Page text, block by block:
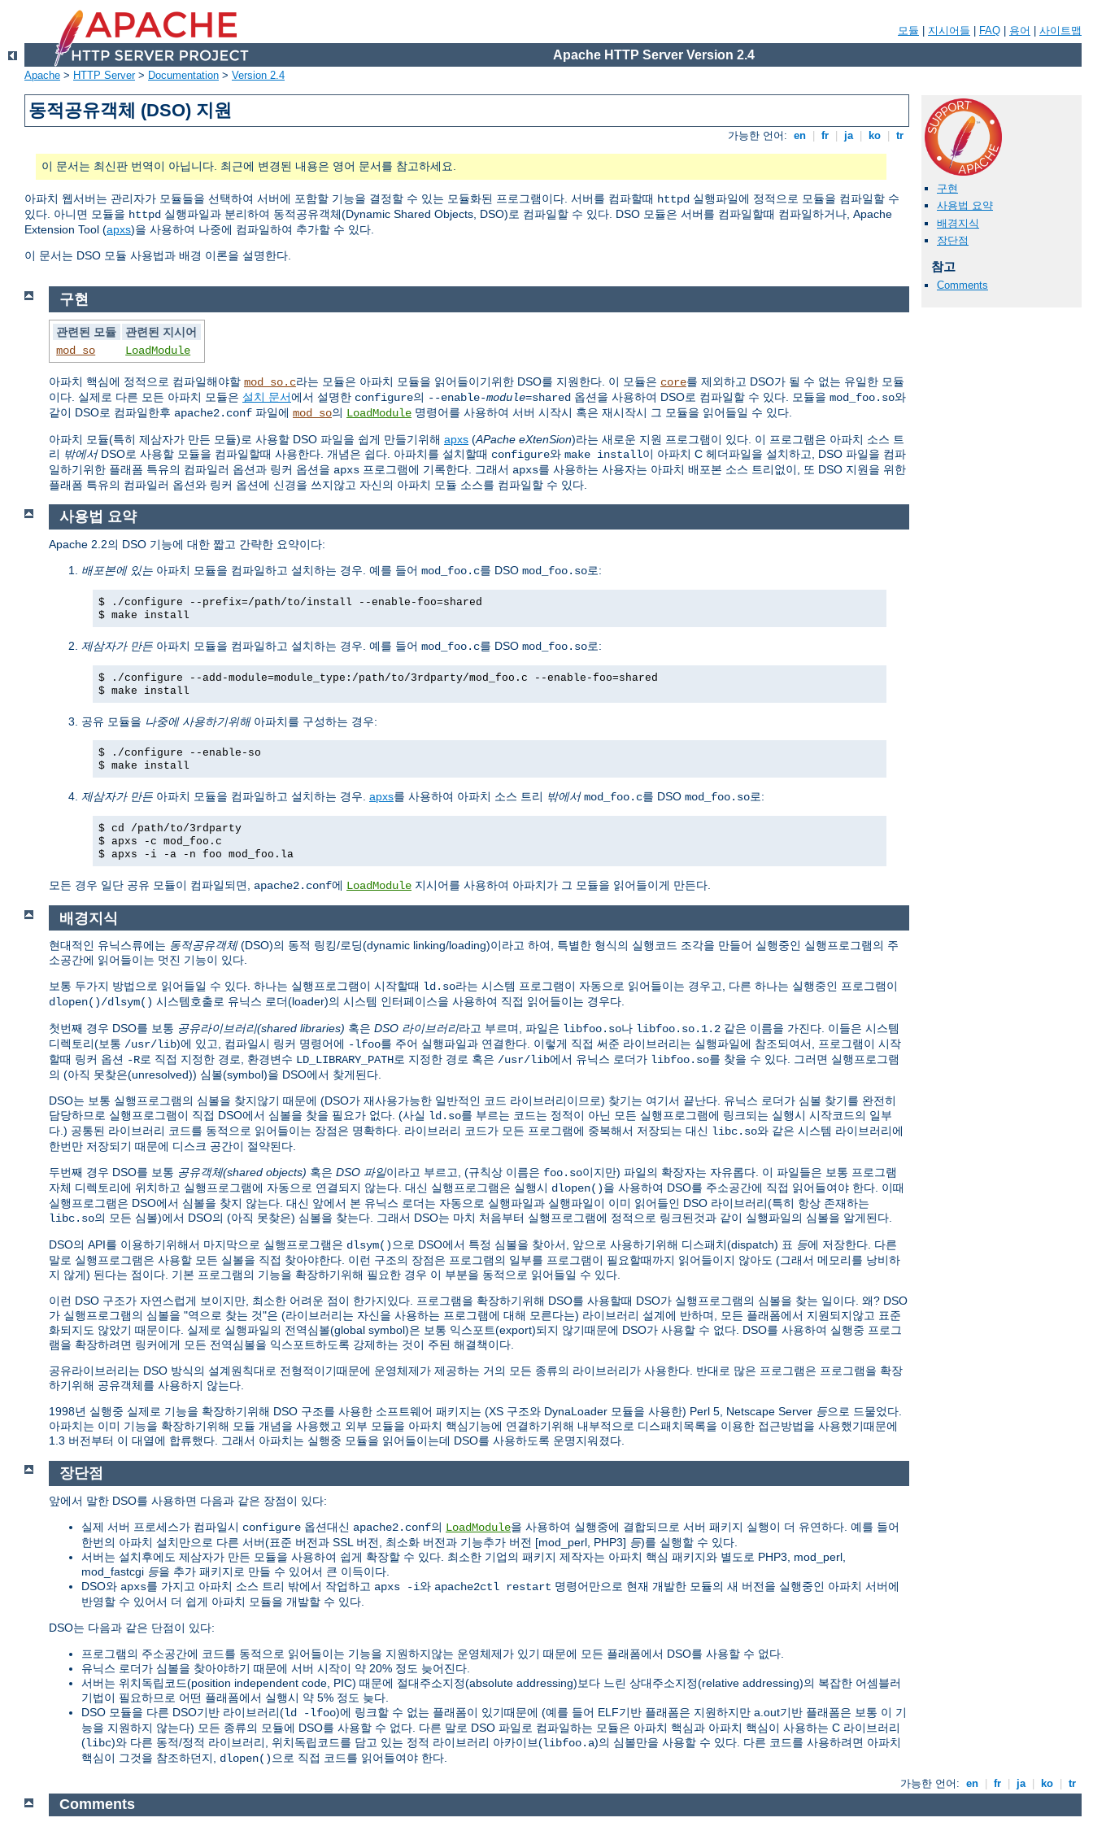
모듈 지시어들 FAQ 용어 사이트맵
Apache HTTP Server Version 2.4
Apache > HTTP Server> Documentation > Version 2.4
동적공유객체 (DSO) 지원
가능한 언어: en fr ja ko tr
이 문서는 최신판 번역이 아닙니다. 최근에 변경된 내용은 영어 문서를 참고하세요.
아파치 웹서버는 관리자가 모듈들을 선택하여 서버에 포함할 기능을 결정할 수 있는 모듈화된 프로그램이다. 서버를 컴파할때 httpd 실행파일에 정적으로 모듈을 컴파일할 수
있다. 아니면 모듈을 httpd 실행파일과 분리하여 동적공유객체(Dynamic Shared Objects, DSO)로 컴파일할 수 있다. DSO 모듈은 서버를 컴파일할때 컴파일하거나, Apache
Extension Tool (apxs)을 사용하여 나중에 컴파일하여 추가할 수 있다.
이 문서는 DSO 모듈 사용법과 배경 이론을 설명한다.
구현
사용법 요약
배경지식
장단점
참고
Comments
구현
관련된 모듈
관련된 지시어
mod_so
LoadModule
아파치 핵심에 정적으로 컴파일해야할 mod_so.c라는 모듈은 아파치 모듈을 읽어들이기위한 DSO를 지원한다. 이 모듈은 core를 제외하고 DSO가 될 수 없는 유일한 모듈
이다. 실제로 다른 모든 아파치 모듈은 설치 문서에서 설명한 configure의 --enable-module=shared 옵션을 사용하여 DSO로 컴파일할 수 있다. 모듈을 mod_foo.so와
같이 DSO로 컴파일한후 apache2.conf 파일에 mod_so의 LoadModule 명령어를 사용하여 서버 시작시 혹은 재시작시 그 모듈을 읽어들일 수 있다.
아파치 모듈(특히 제삼자가 만든 모듈)로 사용할 DSO 파일을 쉽게 만들기위해 apxs (APache eXtenSion)라는 새로운 지원 프로그램이 있다. 이 프로그램은 아파치 소스 트
리 밖에서DSO로 사용할 모듈을 컴파일할때 사용한다. 개념은 쉽다. 아파치를 설치할때 configure와 make install이 아파치 C 헤더파일을 설치하고, DSO 파일을 컴파
일하기위한 플래폼 특유의 컴파일러 옵션과 링커 옵션을 apxs 프로그램에 기록한다. 그래서 apxs를 사용하는 사용자는 아파치 배포본 소스 트리없이, 또 DSO 지원을 위한
플래폼 특유의 컴파일러 옵션와 링커 옵션에 신경을 쓰지않고 자신의 아파치 모듈 소스를 컴파일할 수 있다.
사용법 요약
Apache 2.2의 DSO 기능에 대한 짧고 간략한 요약이다:
배포본에 있는 아파치 모듈을 컴파일하고 설치하는 경우. 예를 들어 mod_foo.c를 DSO mod_foo.so로:
$ ./configure --prefix=/path/to/install --enable-foo=shared
$ make install
제삼자가 만든 아파치 모듈을 컴파일하고 설치하는 경우. 예를 들어 mod_foo.c를 DSO mod_foo.so로:
$ ./configure --add-module=module_type:/path/to/3rdparty/mod_foo.c --enable-foo=shared
$ make install
공유 모듈을 나중에 사용하기위해아파치를 구성하는 경우:
$ ./configure --enable-so
$ make install
제삼자가 만든 아파치 모듈을 컴파일하고 설치하는 경우. apxs를 사용하여 아파치 소스 트리 밖에서 mod_foo.c를 DSO mod_foo.so로:
$ cd /path/to/3rdparty
$ apxs -c mod_foo.c
$ apxs -i -a -n foo mod_foo.la
모든 경우 일단 공유 모듈이 컴파일되면, apache2.conf에 LoadModule 지시어를 사용하여 아파치가 그 모듈을 읽어들이게 만든다.
배경지식
현대적인 유닉스류에는 동적공유객체(DSO)의 동적 링킹/로딩(dynamic linking/loading)이라고 하여, 특별한 형식의 실행코드 조각을 만들어 실행중인 실행프로그램의 주
소공간에 읽어들이는 멋진 기능이 있다.
보통 두가지 방법으로 읽어들일 수 있다. 하나는 실행프로그램이 시작할때 ld.so라는 시스템 프로그램이 자동으로 읽어들이는 경우고, 다른 하나는 실행중인 프로그램이
dlopen()/dlsym() 시스템호출로 유닉스 로더(loader)의 시스템 인터페이스을 사용하여 직접 읽어들이는 경우다.
첫번째 경우 DSO를 보통 공유라이브러리(shared libraries) 혹은 DSO 라이브러리라고 부르며, 파일은 libfoo.so나 libfoo.so.1.2 같은 이름을 가진다. 이들은 시스템
디렉토리(보통 /usr/lib)에 있고, 컴파일시 링커 명령어에 -lfoo를 주어 실행파일과 연결한다. 이렇게 직접 써준 라이브러리는 실행파일에 참조되여서, 프로그램이 시작
할때 링커 옵션 -R로 직접 지정한 경로, 환경변수 LD_LIBRARY_PATH로 지정한 경로 혹은 /usr/lib에서 유닉스 로더가 libfoo.so를 찾을 수 있다. 그러면 실행프로그램
의 (아직 못찾은(unresolved)) 심볼(symbol)을 DSO에서 찾게된다.
DSO는 보통 실행프로그램의 심볼을 찾지않기 때문에 (DSO가 재사용가능한 일반적인 코드 라이브러리이므로) 찾기는 여기서 끝난다. 유닉스 로더가 심볼 찾기를 완전히
담당하므로 실행프로그램이 직접 DSO에서 심볼을 찾을 필요가 없다. (사실 ld.so를 부르는 코드는 정적이 아닌 모든 실행프로그램에 링크되는 실행시 시작코드의 일부
다.) 공통된 라이브러리 코드를 동적으로 읽어들이는 장점은 명확하다. 라이브러리 코드가 모든 프로그램에 중복해서 저장되는 대신 libc.so와 같은 시스템 라이브러리에
한번만 저장되기 때문에 디스크 공간이 절약된다.
두번째 경우 DSO를 보통 공유객체(shared objects) 혹은 DSO 파일이라고 부르고, (규칙상 이름은 foo.so이지만) 파일의 확장자는 자유롭다. 이 파일들은 보통 프로그램
자체 디렉토리에 위치하고 실행프로그램에 자동으로 연결되지 않는다. 대신 실행프로그램은 실행시 dlopen()을 사용하여 DSO를 주소공간에 직접 읽어들여야 한다. 이때
실행프로그램은 DSO에서 심볼을 찾지 않는다. 대신 앞에서 본 유닉스 로더는 자동으로 실행파일과 실행파일이 이미 읽어들인 DSO 라이브러리(특히 항상 존재하는
libc.so의 모든 심볼)에서 DSO의 (아직 못찾은) 심볼을 찾는다. 그래서 DSO는 마치 처음부터 실행프로그램에 정적으로 링크된것과 같이 실행파일의 심볼을 알게된다.
DSO의 API를 이용하기위해서 마지막으로 실행프로그램은 dlsym()으로 DSO에서 특정 심볼을 찾아서, 앞으로 사용하기위해 디스패치(dispatch) 표 등에 저장한다. 다른
말로 실행프로그램은 사용할 모든 실볼을 직접 찾아야한다. 이런 구조의 장점은 프로그램의 일부를 프로그램이 필요할때까지 읽어들이지 않아도 (그래서 메모리를 낭비하
지 않게) 된다는 점이다. 기본 프로그램의 기능을 확장하기위해 필요한 경우 이 부분을 동적으로 읽어들일 수 있다.
이런 DSO 구조가 자연스럽게 보이지만, 최소한 어려운 점이 한가지있다. 프로그램을 확장하기위해 DSO를 사용할때 DSO가 실행프로그램의 심볼을 찾는 일이다. 왜? DSO
가 실행프로그램의 심볼을 "역으로 찾는 것"은 (라이브러리는 자신을 사용하는 프로그램에 대해 모른다는) 라이브러리 설계에 반하며, 모든 플래폼에서 지원되지않고 표준
화되지도 않았기 때문이다. 실제로 실행파일의 전역심볼(global symbol)은 보통 익스포트(export)되지 않기때문에 DSO가 사용할 수 없다. DSO를 사용하여 실행중 프로그
램을 확장하려면 링커에게 모든 전역심볼을 익스포트하도록 강제하는 것이 주된 해결책이다.
공유라이브러리는 DSO 방식의 설계원칙대로 전형적이기때문에 운영체제가 제공하는 거의 모든 종류의 라이브러리가 사용한다. 반대로 많은 프로그램은 프로그램을 확장
하기위해 공유객체를 사용하지 않는다.
1998년 실행중 실제로 기능을 확장하기위해 DSO 구조를 사용한 소프트웨어 패키지는 (XS 구조와 DynaLoader 모듈을 사용한) Perl 5, Netscape Server 등으로 드물었다.
아파치는 이미 기능을 확장하기위해 모듈 개념을 사용했고 외부 모듈을 아파치 핵심기능에 연결하기위해 내부적으로 디스패치목록을 이용한 접근방법을 사용했기때문에
1.3 버전부터 이 대열에 합류했다. 그래서 아파치는 실행중 모듈을 읽어들이는데 DSO를 사용하도록 운명지워졌다.
장단점
앞에서 말한 DSO를 사용하면 다음과 같은 장점이 있다:
실제 서버 프로세스가 컴파일시 configure 옵션대신 apache2.conf의 LoadModule을 사용하여 실행중에 결합되므로 서버 패키지 실행이 더 유연하다. 예를 들어
한번의 아파치 설치만으로 다른 서버(표준 버전과 SSL 버전, 최소화 버전과 기능추가 버전 [mod_perl, PHP3] 등)를 실행할 수 있다.
서버는 설치후에도 제삼자가 만든 모듈을 사용하여 쉽게 확장할 수 있다. 최소한 기업의 패키지 제작자는 아파치 핵심 패키지와 별도로 PHP3, mod_perl,
mod_fastcgi 등을 추가 패키지로 만들 수 있어서 큰 이득이다.
DSO와 apxs를 가지고 아파치 소스 트리 밖에서 작업하고 apxs -i와 apache2ctl restart 명령어만으로 현재 개발한 모듈의 새 버전을 실행중인 아파치 서버에
반영할 수 있어서 더 쉽게 아파치 모듈을 개발할 수 있다.
DSO는 다음과 같은 단점이 있다:
프로그램의 주소공간에 코드를 동적으로 읽어들이는 기능을 지원하지않는 운영체제가 있기 때문에 모든 플래폼에서 DSO를 사용할 수 없다.
유닉스 로더가 심볼을 찾아야하기 때문에 서버 시작이 약 20% 정도 늦어진다.
서버는 위치독립코드(position independent code, PIC) 때문에 절대주소지정(absolute addressing)보다 느린 상대주소지정(relative addressing)의 복잡한 어셈블러
기법이 필요하므로 어떤 플래폼에서 실행시 약 5% 정도 늦다.
DSO 모듈을 다른 DSO기반 라이브러리(ld -lfoo)에 링크할 수 없는 플래폼이 있기때문에 (예를 들어 ELF기반 플래폼은 지원하지만 a.out기반 플래폼은 보통 이 기
능을 지원하지 않는다) 모든 종류의 모듈에 DSO를 사용할 수 없다. 다른 말로 DSO 파일로 컴파일하는 모듈은 아파치 핵심과 아파치 핵심이 사용하는 C 라이브러리
(libc)와 다른 동적/정적 라이브러리, 위치독립코드를 담고 있는 정적 라이브러리 아카이브(libfoo.a)의 심볼만을 사용할 수 있다. 다른 코드를 사용하려면 아파치
핵심이 그것을 참조하던지, dlopen() 으로 직접 코드를 읽어들여야 한다.
가능한 언어: en fr ja ko tr
Comments